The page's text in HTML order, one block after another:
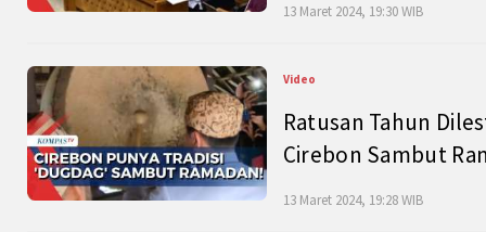
13 Maret 2024, 19:30 WIB
Video
Ratusan Tahun
Cirebon Sambut
13 Maret 2024, 19:28 WIB